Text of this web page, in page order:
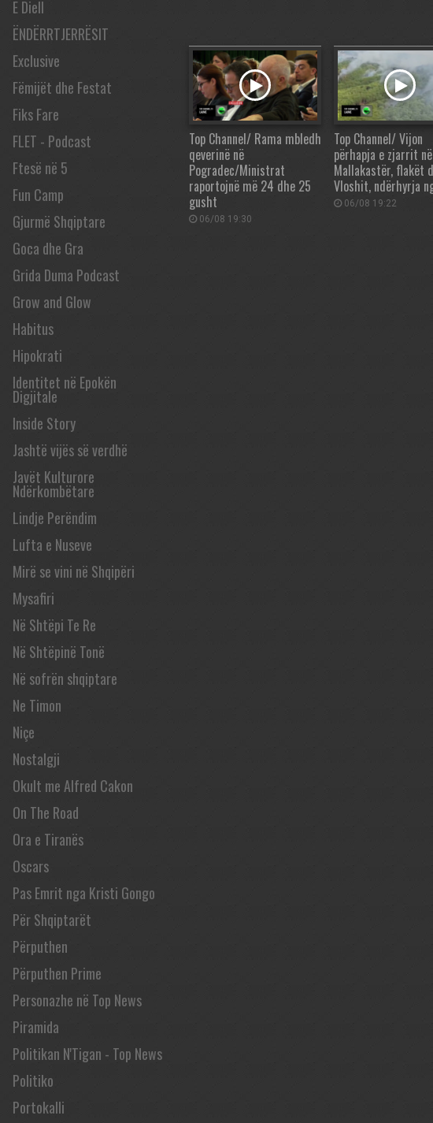
E Diell
ËNDËRRTJERRËSIT
Exclusive
Fëmijët dhe Festat
Fiks Fare
FLET - Podcast
Ftesë në 5
Fun Camp
Gjurmë Shqiptare
Goca dhe Gra
Grida Duma Podcast
Grow and Glow
Habitus
Hipokrati
Identitet në Epokën
Digjitale
Inside Story
Jashtë vijës së verdhë
Javët Kulturore
Ndërkombëtare
Lindje Perëndim
Lufta e Nuseve
Mirë se vini në Shqipëri
Mysafiri
Në Shtëpi Te Re
Në Shtëpinë Tonë
Në sofrën shqiptare
Ne Timon
Niçe
Nostalgji
Okult me Alfred Cakon
On The Road
Ora e Tiranës
Oscars
Pas Emrit nga Kristi Gongo
Për Shqiptarët
Përputhen
Përputhen Prime
Personazhe në Top News
Piramida
Politikan N'Tigan - Top News
Politiko
Portokalli
Top Channel/ Rama mbledh
qeverinë në
Pogradec/Ministrat
raportojnë më 24 dhe 25
gusht
06/08 19:30
Top Channel/ Vijon
përhapja e zjarrit në
Mallakastër, flakët
Vloshit, ndërhyrja
06/08 19:22